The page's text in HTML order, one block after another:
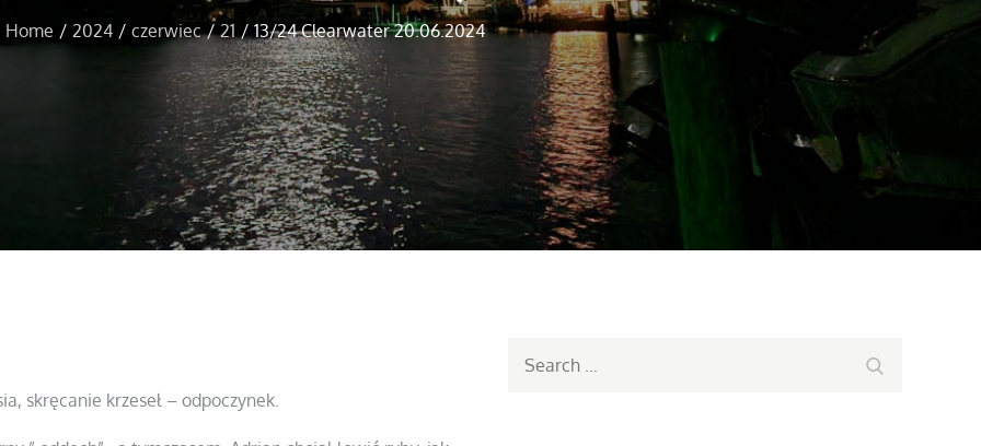
Home 2024 czerwiec 21 13/24 Clearwater 20.06.2024
skręcanie krzeseł – odpoczynek.